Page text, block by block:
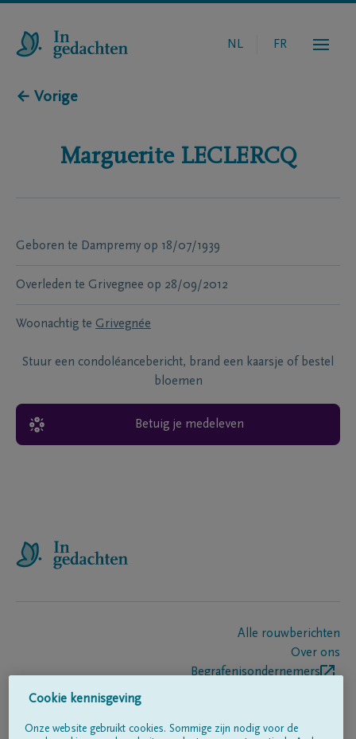
NL FR
← Vorige
Marguerite LECLERCQ
Geboren te Dampremy op 18/07/1939
Overleden te Grivegnee op 28/09/2012
Woonachtig te Grivegnée
Stuur een condoléancebericht, brand een kaarsje of bestel
bloemen
Betuig je medeleven
Alle rouwberichten
Over ons
Begrafenisondernemers
Cookie kennisgeving
Onze website gebruikt cookies. Sommige zijn nodig voor de